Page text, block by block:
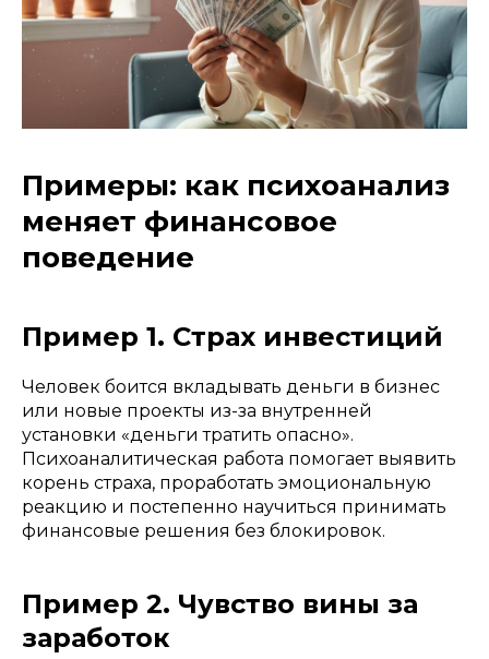
Примеры: как психоанализ
меняет финансовое
поведение
Пример 1. Страх инвестиций
Человек боится вкладывать деньги в бизнес
или новые проекты из-за внутренней
установки «деньги тратить опасно».
Психоаналитическая работа помогает выявить
корень страха, проработать эмоциональную
реакцию и постепенно научиться принимать
финансовые решения без блокировок.
Пример 2. Чувство вины за
заработок